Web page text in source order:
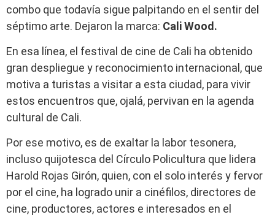
combo que todavía sigue palpitando en el sentir del
séptimo arte. Dejaron la marca: Cali Wood.
En esa línea, el festival de cine de Cali ha obtenido
gran despliegue y reconocimiento internacional, que
motiva a turistas a visitar a esta ciudad, para vivir
estos encuentros que, ojalá, pervivan en la agenda
cultural de Cali.
Por ese motivo, es de exaltar la labor tesonera,
incluso quijotesca del Círculo Policultura que lidera
Harold Rojas Girón, quien, con el solo interés y fervor
por el cine, ha logrado unir a cinéfilos, directores de
cine, productores, actores e interesados en el